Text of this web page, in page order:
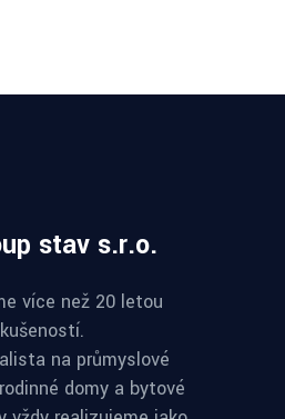
stav s.r.o.
více než 20 letou
na průmyslové
domy a bytové